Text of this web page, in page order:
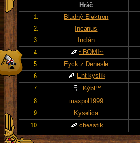
Hráč
1.
Bludný Elektron
2.
Incanus
3.
Indián
4.
~BOMI~
5.
Eyck z Denesle
6.
Ent kyslík
7.
Kýbl™
8.
maxpol1999
9.
Kyselica
10.
chesstik